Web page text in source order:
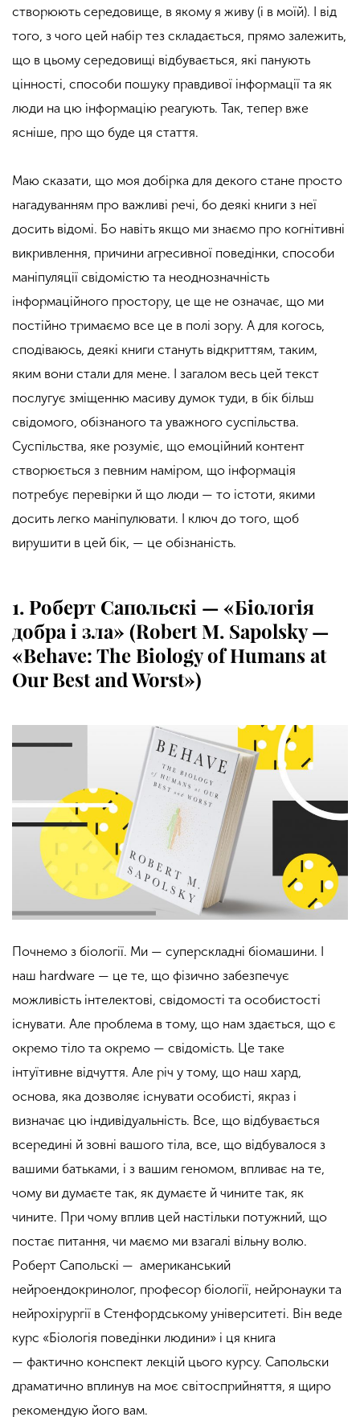
створюють середовище, в якому я живу (і в моїй). І від
того, з чого цей набір тез складається, прямо залежить,
що в цьому середовищі відбувається, які панують
цінності, способи пошуку правдивої інформації та як
люди на цю інформацію реагують. Так, тепер вже
ясніше, про що буде ця стаття.
Маю сказати, що моя добірка для декого стане просто
нагадуванням про важливі речі, бо деякі книги з неї
досить відомі. Бо навіть якщо ми знаємо про когнітивні
викривлення, причини агресивної поведінки, способи
маніпуляції свідомістю та неоднозначність
інформаційного простору, це ще не означає, що ми
постійно тримаємо все це в полі зору. А для когось,
сподіваюсь, деякі книги стануть відкриттям, таким,
яким вони стали для мене. І загалом весь цей текст
послугує зміщенню масиву думок туди, в бік більш
свідомого, обізнаного та уважного суспільства.
Суспільства, яке розуміє, що емоційний контент
створюється з певним наміром, що інформація
потребує перевірки й що люди — то істоти, якими
досить легко маніпулювати. І ключ до того, щоб
вирушити в цей бік, — це обізнаність.
1. Роберт Сапольскі — «Біологія
добра і зла» (Robert M. Sapolsky—
«Behave: The Biology of Humans at
Our Best and Worst»)
Почнемо з біології. Ми — суперскладні біомашини. І
наш hardware — це те, що фізично забезпечує
можливість інтелектові, свідомості та особистості
існувати. Але проблема в тому, що нам здається, що є
окремо тіло та окремо — свідомість. Це таке
інтуїтивне відчуття. Але річ у тому, що наш хард,
основа, яка дозволяє існувати особисті, якраз і
визначає цю індивідуальність. Все, що відбувається
всередині й зовні вашого тіла, все, що відбувалося з
вашими батьками, і з вашим геномом, впливає на те,
чому ви думаєте так, як думаєте й чините так, як
чините. При чому вплив цей настільки потужний, що
постає питання, чи маємо ми взагалі вільну волю.
Роберт Сапольскі — американський
нейроендокринолог, професор біології, нейронауки та
нейрохірургії в Стенфордському університеті. Він веде
курс «Біологія поведінки людини» і ця книга
— фактично конспект лекцій цього курсу. Сапольски
драматично вплинув на моє світосприйняття, я щиро
рекомендую його вам.